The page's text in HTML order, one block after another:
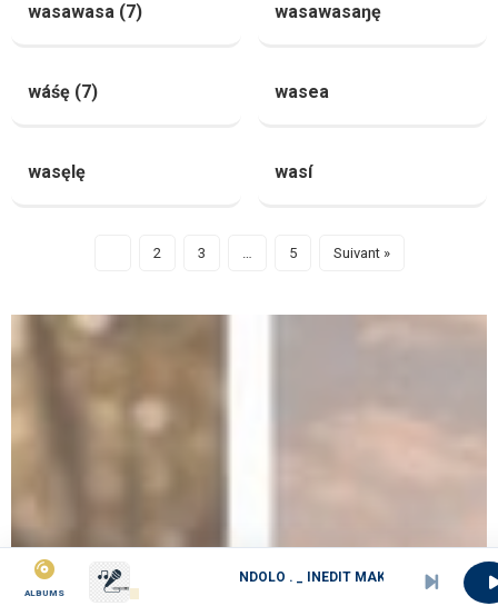
ALBUMS
NDOLO . _ INEDIT MAKOSSA GROOVE . LE GENTLEMAN
wasawasa (7) wasawasaŋę
wáśę (7) wasea
wasęlę wasí
2 3 … 5 Suivant »